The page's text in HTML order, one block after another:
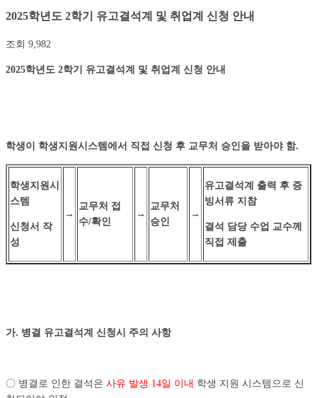
2025학년도 2학기 유고결석계 및 취업계 신청 안내
조회 9,982
2025학년도 2학기 유고결석계 및 취업계 신청 안내
학생이 학생지원시스템에서 직접 신청 후 교무처 승인을 받아야 함.
학생지원시
스템
신청서 작
성
→
교무처 접
수/확인
→
교무처
승인
→
유고결석계 출력 후 증
빙서류 지참
결석 담당 수업 교수께
직접 제출
가. 병결 유고결석계 신청시 주의 사항
〇 병결로 인한 결석은 사유 발생 14일 이내 학생 지원 시스템으로 신